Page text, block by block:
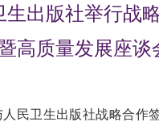
生出版社举行战
高质量发展座谈
民卫生出版社战略合作